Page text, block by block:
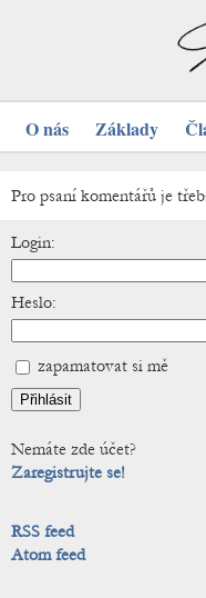
O nás Základy
Pro psaní komentářů je
Login:
Heslo:
zapamatovat si mě
Nemáte zde účet?
Zaregistrujte se!
RSS feed
Atom feed